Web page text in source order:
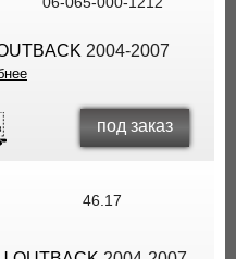
2004-2007
под заказ
46.17